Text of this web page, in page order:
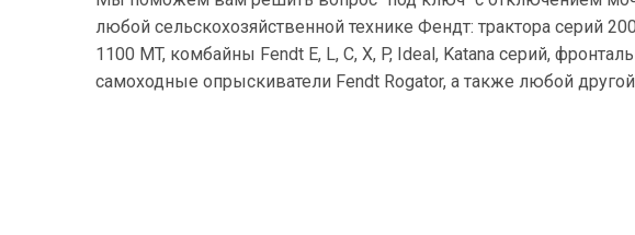
любой сельскохозяйственной технике Фендт: трактора серий
1100 MT, комбайны Fendt E, L, C, X, P, Ideal, Katana серий,
самоходные опрыскиватели Fendt Rogator, а также любой